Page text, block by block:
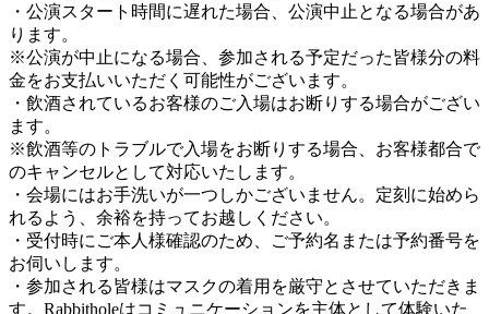
・公演スタート時間に遅れた場合、公演中止となる場合があ
ります。
※公演が中止になる場合、参加される予定だった皆様分の料
金をお支払いいただく可能性がございます。
・飲酒されているお客様のご入場はお断りする場合がござい
ます。
※飲酒等のトラブルで入場をお断りする場合、お客様都合で
のキャンセルとして対応いたします。
・会場にはお手洗いが一つしかございません。定刻に始めら
れるよう、余裕を持ってお越しください。
・受付時にご本人様確認のため、ご予約名または予約番号を
お伺いします。
・参加される皆様はマスクの着用を厳守とさせていただきま
す。Rabbitholeはコミュニケーションを主体として体験いた